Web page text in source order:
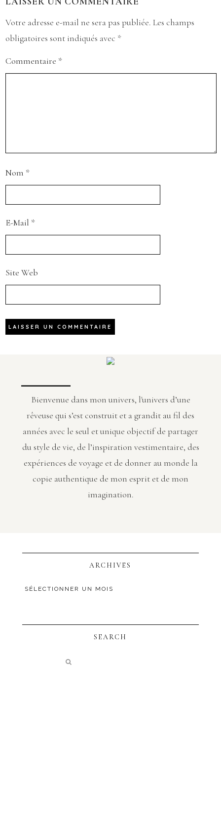
Votre adresse e-mail ne sera pas publiée. Les champs
obligatoires sont indiqués avec *
Commentaire *
Nom *
E-Mail *
Site Web
Bienvenue dans mon univers, l'univers d’une
rêveuse qui s’est construit et a grandit au fil des
années avec le seul et unique objectif de partager
du style de vie, de l’inspiration vestimentaire, des
expériences de voyage et de donner au monde la
copie authentique de mon esprit et de mon
imagination.
ARCHIVES
SEARCH